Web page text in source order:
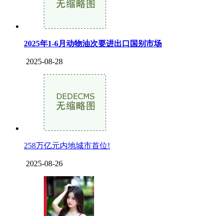
2025年1-6月动物油次要进出口国别市场
2025-08-28
258万亿元内地城市首位!
2025-08-26